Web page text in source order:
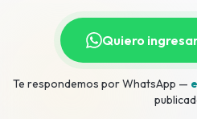
Quiero
Te respondemos por WhatsApp —